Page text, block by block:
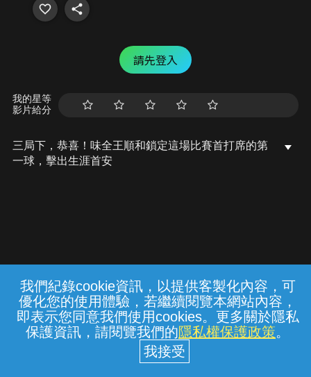
我們紀錄cookie資訊，以提供客製化內容，可
優化您的使用體驗，若繼續閱覽本網站內容，
即表示您同意我們使用cookies。更多關於隱私
保護資訊，請閱覽我們的隱私權保護政策。
請先登入
我的星等
影片給分
三局下，恭喜！味全王順和鎖定這場比賽首打席的第
一球，擊出生涯首安
常見問題 線上客服 服務條款 隱私權保護
中華電信股份有限公司個人家庭分公司
(統一編號：96979949) © 2026
{{notifyMsg}}